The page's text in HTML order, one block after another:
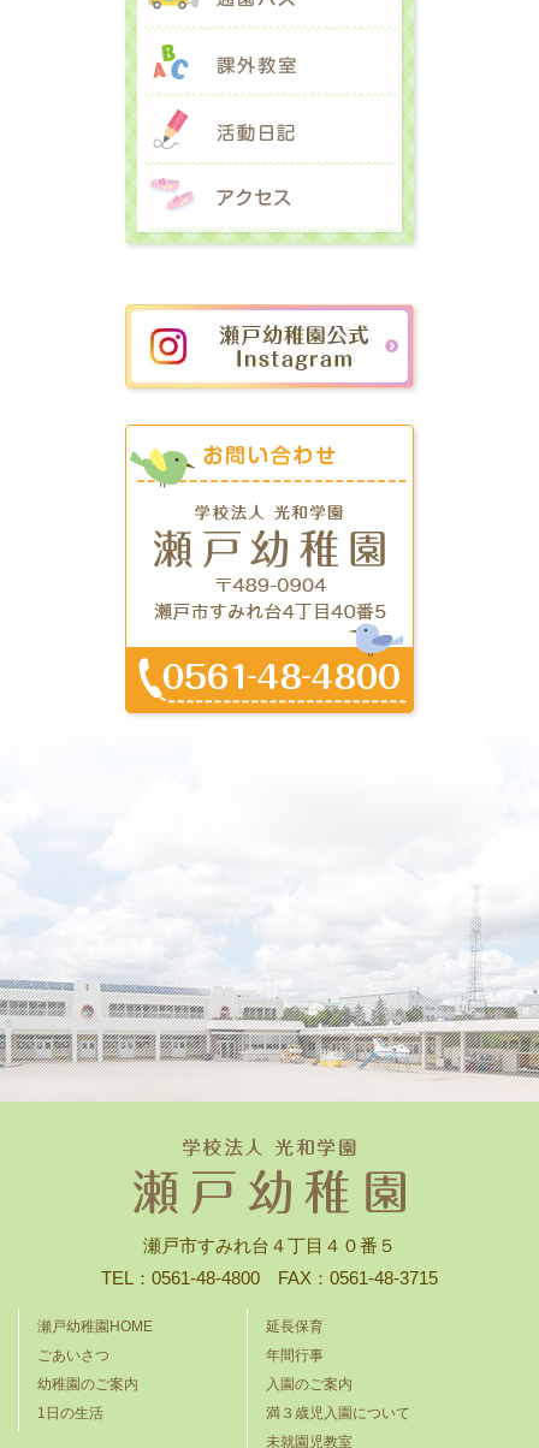
課外教室
活動日記
アクセス
瀬戸市すみれ台４丁目４０番５
TEL：0561-48-4800 FAX：0561-48-3715
瀬戸幼稚園HOME
ごあいさつ
幼稚園のご案内
1日の生活
延長保育
年間行事
入園のご案内
満３歳児入園について
未就園児教室